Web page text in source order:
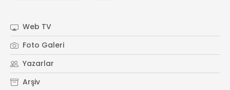
Web TV
Foto Galeri
Yazarlar
Arşiv